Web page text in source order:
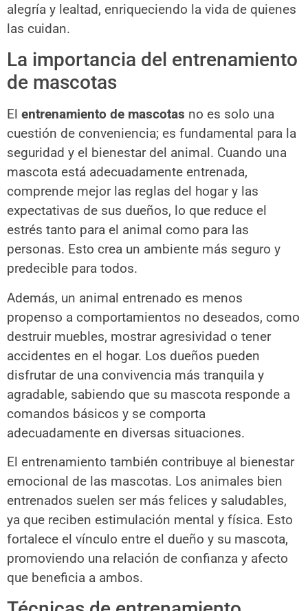
alegría y lealtad, enriqueciendo la vida de quienes
las cuidan.
La importancia del entrenamiento
de mascotas
El entrenamiento de mascotas no es solo una
cuestión de conveniencia; es fundamental para la
seguridad y el bienestar del animal. Cuando una
mascota está adecuadamente entrenada,
comprende mejor las reglas del hogar y las
expectativas de sus dueños, lo que reduce el
estrés tanto para el animal como para las
personas. Esto crea un ambiente más seguro y
predecible para todos.
Además, un animal entrenado es menos
propenso a comportamientos no deseados, como
destruir muebles, mostrar agresividad o tener
accidentes en el hogar. Los dueños pueden
disfrutar de una convivencia más tranquila y
agradable, sabiendo que su mascota responde a
comandos básicos y se comporta
adecuadamente en diversas situaciones.
El entrenamiento también contribuye al bienestar
emocional de las mascotas. Los animales bien
entrenados suelen ser más felices y saludables,
ya que reciben estimulación mental y física. Esto
fortalece el vínculo entre el dueño y su mascota,
promoviendo una relación de confianza y afecto
que beneficia a ambos.